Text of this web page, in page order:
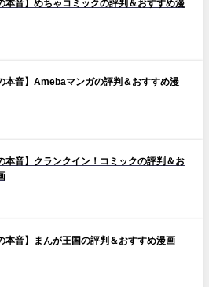
本音】めちゃコミックの評判＆おすすめ漫
本音】Amebaマンガの評判＆おすすめ漫
本音】クランクイン！コミックの評判＆お
本音】まんが王国の評判＆おすすめ漫画